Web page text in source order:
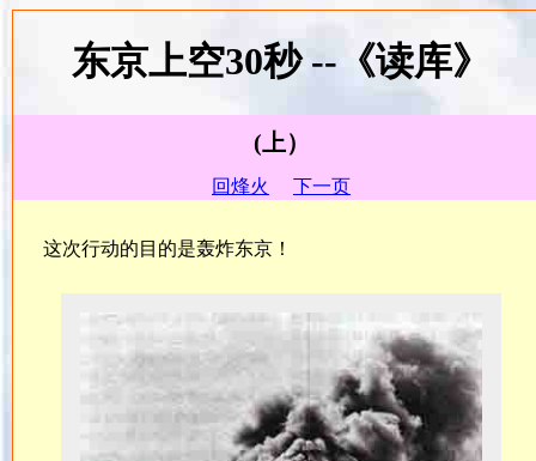
东京上空30秒 --《读库》
(上）
回烽火 下一页
这次行动的目的是轰炸东京！